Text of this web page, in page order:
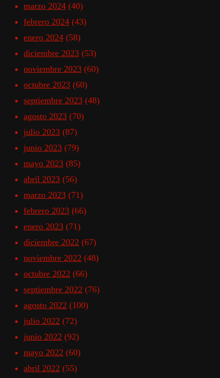
marzo 2024 (40)
febrero 2024 (43)
enero 2024 (58)
diciembre 2023 (53)
noviembre 2023 (60)
octubre 2023 (60)
septiembre 2023 (48)
agosto 2023 (70)
julio 2023 (87)
junio 2023 (79)
mayo 2023 (85)
abril 2023 (56)
marzo 2023 (71)
febrero 2023 (66)
enero 2023 (71)
diciembre 2022 (67)
noviembre 2022 (48)
octubre 2022 (66)
septiembre 2022 (76)
agosto 2022 (100)
julio 2022 (72)
junio 2022 (92)
mayo 2022 (60)
abril 2022 (55)